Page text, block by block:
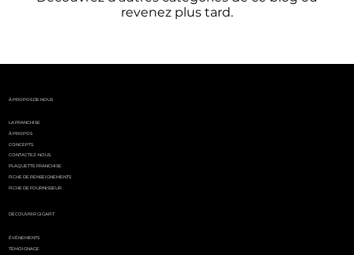
revenez plus tard.
DÉCOUVRIR GIGAFIT
ÉVÉNEMENTS
TÉMOIGNAGE
À PROPOS DE NOUS
LA FRANCHISE
À PROPOS
CONCEPTS
CONTACTEZ-NOUS
PLAQUETTE FRANCHISE
FICHE DE RENSEIGNEMENTS
FICHE DE FOURNISSEUR